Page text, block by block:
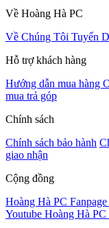
Về Hoàng Hà PC
Về Chúng Tôi Tuyển
Hỗ trợ khách hàng
Hướng dẫn mua hàng
mua trả góp
Chính sách
Chính sách bảo hành
giao nhận
Cộng đồng
Hoàng Hà PC Fanpage
Youtube Hoàng Hà PC